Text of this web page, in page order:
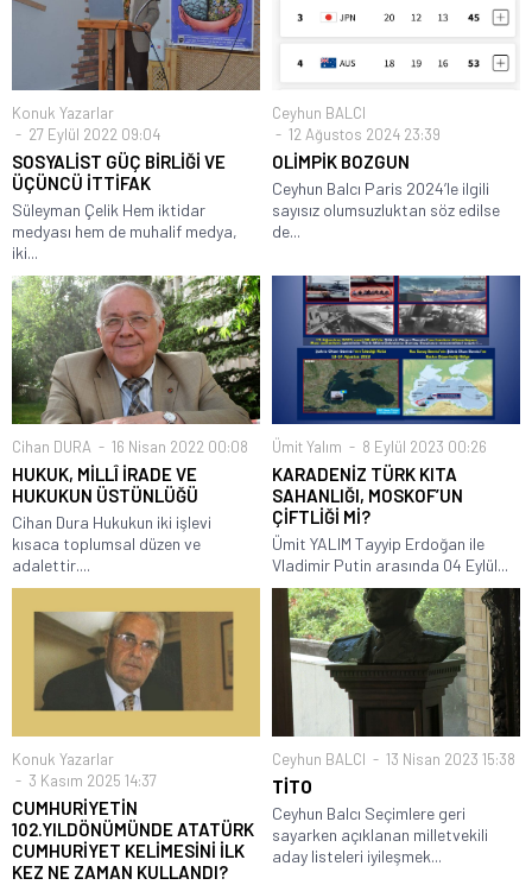
Konuk Yazarlar
27 Eylül 2022 09:04
SOSYALİST GÜÇ BİRLİĞİ VE
ÜÇÜNCÜ İTTİFAK
Süleyman Çelik Hem iktidar
medyası hem de muhalif medya,
iki...
Ceyhun BALCI
12 Ağustos 2024 23:39
OLİMPİK BOZGUN
Ceyhun Balcı Paris 2024’le ilgili
sayısız olumsuzluktan söz edilse
de...
Cihan DURA 16 Nisan 2022 00:08
HUKUK, MİLLÎ İRADE VE
HUKUKUN ÜSTÜNLÜĞÜ
Cihan Dura Hukukun iki işlevi
kısaca toplumsal düzen ve
adalettir....
Ümit Yalım 8 Eylül 2023 00:26
KARADENİZ TÜRK KITA
SAHANLIĞI, MOSKOF’UN
ÇİFTLİĞİ Mİ?
Ümit YALIM Tayyip Erdoğan ile
Vladimir Putin arasında 04 Eylül...
Konuk Yazarlar
3 Kasım 2025 14:37
CUMHURİYETİN
102.YILDÖNÜMÜNDE ATATÜRK
CUMHURİYET KELİMESİNİ İLK
KEZ NE ZAMAN KULLANDI?
Ceyhun BALCI 13 Nisan 2023 15:38
TİTO
Ceyhun Balcı Seçimlere geri
sayarken açıklanan milletvekili
aday listeleri iyileşmek...